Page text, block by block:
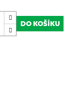
DO KOŠÍKU